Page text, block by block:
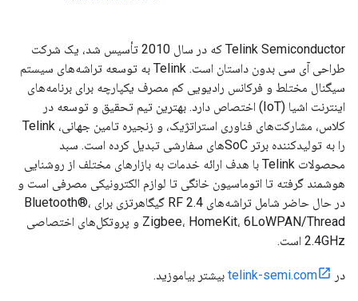
Telink Semiconductor که در سال 2010 تأسیس شد، یک شرکت
طراحی آی سی بدون داستان است. Telink به توسعه تراشه‌های سیستم
سیگنال مختلط و فرکانس رادیویی کم مصرف یکپارچه برای برنامه‌های
اینترنت اشیا (IoT) اختصاص دارد. بهترین تیم تحقیق و توسعه در
کلاس، مشارکت‌های فناوری استراتژیک، و زنجیره تامین جهانی، Telink
را به تولیدکننده برتر SoCهای سفارشی تبدیل کرده است. سبد
محصولات Telink با هدف ارائه خدمات به بازارهای مختلف از روشنایی
هوشمند گرفته تا اتوماسیون خانگی تا لوازم الکترونیکی مصرفی است و
در حال حاضر شامل تراشه‌های RF 2.4 گیگاهرتزی برای Bluetooth®،
Zigbee، HomeKit، 6LoWPAN/Thread و پروتکل‌های اختصاصی
2.4GHz است.
در telink-semi.com بیشتر بیاموزید.